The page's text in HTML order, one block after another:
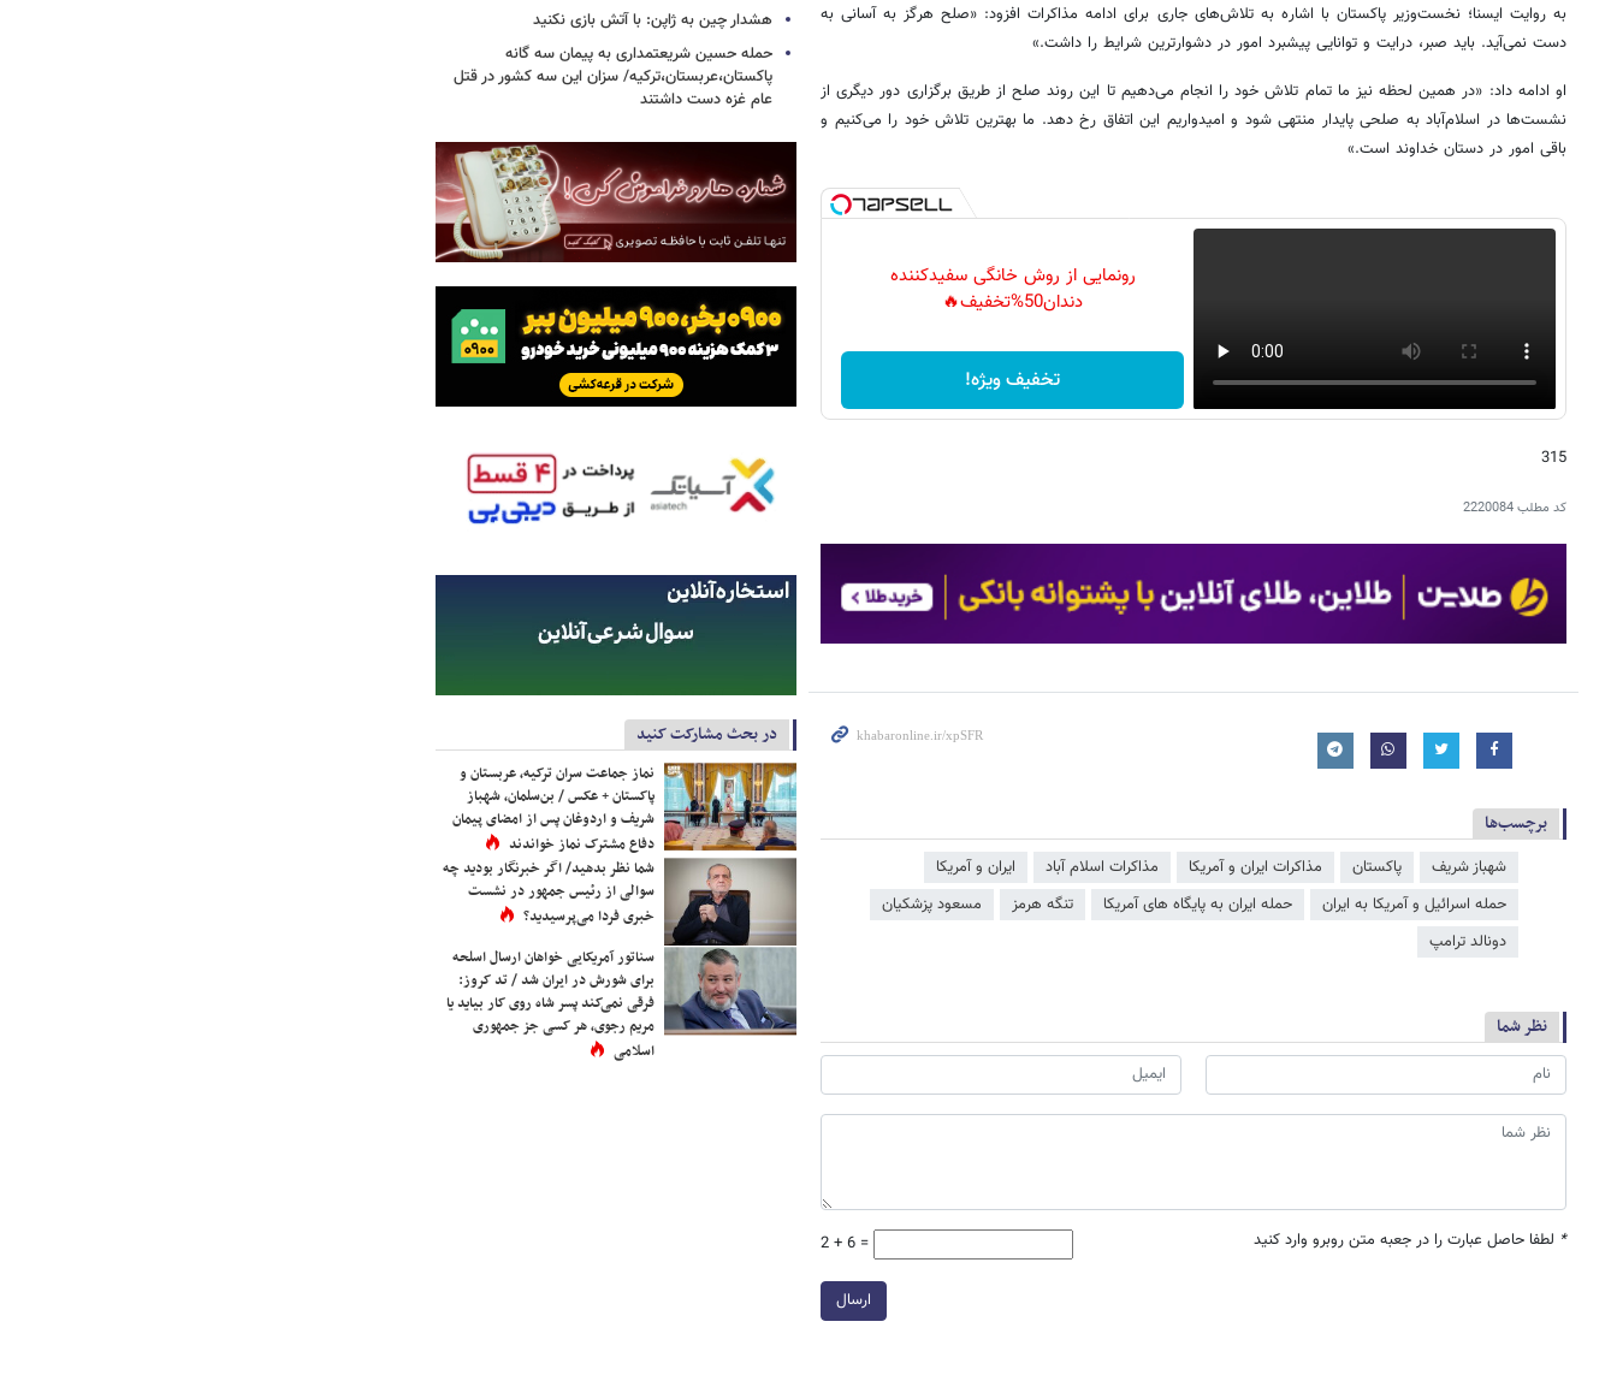
به روایت ایسنا؛ نخست‌وزیر پاکستان با اشاره به تلاش‌های جاری برای ادامه مذاکرات افزود: «صلح هرگز به آسانی به
دست نمی‌آید. باید صبر، درایت و توانایی پیشبرد امور در دشوارترین شرایط را داشت.»
او ادامه داد: «در همین لحظه نیز ما تمام تلاش خود را انجام می‌دهیم تا این روند صلح از طریق برگزاری دور دیگری از
نشست‌ها در اسلام‌آباد به صلحی پایدار منتهی شود و امیدواریم این اتفاق رخ دهد. ما بهترین تلاش خود را می‌کنیم و
باقی امور در دستان خداوند است.»
رونمایی از روش خانگی سفیدکننده
دندان50%تخفیف🔥
تخفیف ویژه!
315
کد مطلب2220084
برچسب‌ها
شهباز شریف پاکستان مذاکرات ایران و آمریکا مذاکرات اسلام آباد
ایران و آمریکا
حمله اسرائیل و آمریکا به ایران
حمله ایران به پایگاه های آمریکا تنگه هرمز
مسعود پزشکیان
دونالد ترامپ
نظر شما
* لطفا حاصل عبارت را در جعبه متن روبرو وارد کنید 2 + 6 =
ارسال
هشدار چین به ژاپن: با آتش بازی نکنید
حمله حسین شریعتمداری به پیمان سه گانه
پاکستان،عربستان،ترکیه/ سزان این سه کشور در قتل
عام غزه دست داشتند
در بحث مشارکت کنید
نماز جماعت سران ترکیه، عربستان و
پاکستان + عکس / بن‌سلمان، شهباز
شریف و اردوغان پس از امضای پیمان
دفاع مشترک نماز خواندند
شما نظر بدهید/ اگر خبرنگار بودید چه
سوالی از رئیس جمهور در نشست
خبری فردا می‌پرسیدید؟
سناتور آمریکایی خواهان ارسال اسلحه
برای شورش در ایران شد / تد کروز:
فرقی نمی‌کند پسر شاه روی کار بیاید یا
مریم رجوی، هر کسی جز جمهوری
اسلامی